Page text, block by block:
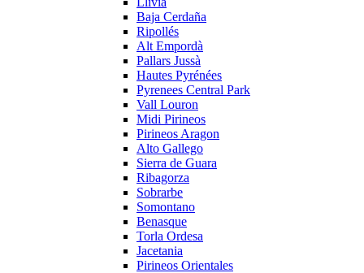
Baja Cerdaña
Ripollés
Alt Empordà
Pallars Jussà
Hautes Pyrénées
Pyrenees Central Park
Vall Louron
Midi Pirineos
Pirineos Aragon
Alto Gallego
Sierra de Guara
Ribagorza
Sobrarbe
Somontano
Benasque
Torla Ordesa
Jacetania
Pirineos Orientales